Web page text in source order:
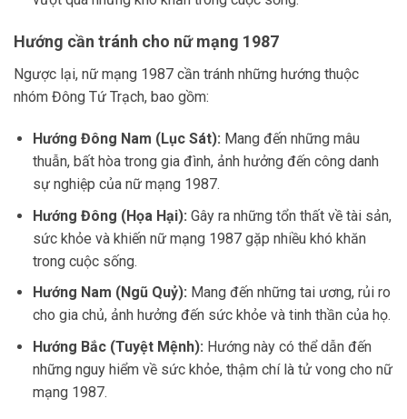
Hướng cần tránh cho nữ mạng 1987
Ngược lại, nữ mạng 1987 cần tránh những hướng thuộc
nhóm Đông Tứ Trạch, bao gồm:
Hướng Đông Nam (Lục Sát): Mang đến những mâu
thuẫn, bất hòa trong gia đình, ảnh hưởng đến công danh
sự nghiệp của nữ mạng 1987.
Hướng Đông (Họa Hại): Gây ra những tổn thất về tài sản,
sức khỏe và khiến nữ mạng 1987 gặp nhiều khó khăn
trong cuộc sống.
Hướng Nam (Ngũ Quỷ): Mang đến những tai ương, rủi ro
cho gia chủ, ảnh hưởng đến sức khỏe và tinh thần của họ.
Hướng Bắc (Tuyệt Mệnh): Hướng này có thể dẫn đến
những nguy hiểm về sức khỏe, thậm chí là tử vong cho nữ
mạng 1987.